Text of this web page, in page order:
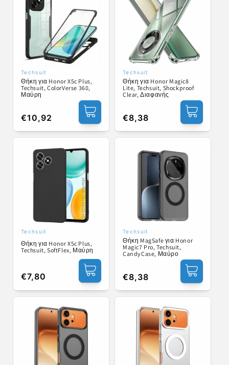
Προμηθευτής:
Techsuit
Θήκη για Honor X5c Plus,
Techsuit, ColorVerse 360,
Μαύρη
Κανονική
τιμή
€10,92
Προμηθευτής:
Techsuit
Θήκη για Honor Magic8
Lite, Techsuit, Shockproof
Clear, Διαφανής
Κανονική
τιμή
€8,38
Προμηθευτής:
Techsuit
Θήκη για Honor X5c Plus,
Techsuit, SoftFlex, Μαύρη
Κανονική
τιμή
€7,80
Προμηθευτής:
Techsuit
Θήκη MagSafe για Honor
Magic7 Pro, Techsuit,
CandyCase, Μαύρο
Κανονική
τιμή
€8,38